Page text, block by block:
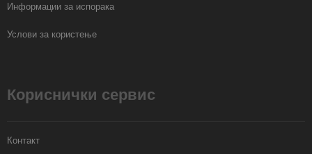
Информации за испорака
Услови за користење
Кориснички сервис
Контакт